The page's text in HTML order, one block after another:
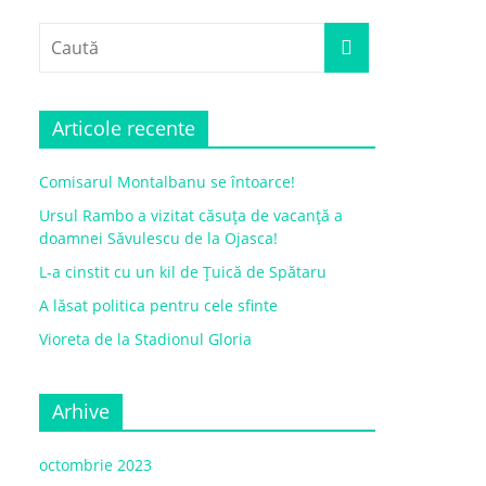
Articole recente
Comisarul Montalbanu se întoarce!
Ursul Rambo a vizitat căsuța de vacanță a
doamnei Săvulescu de la Ojasca!
L-a cinstit cu un kil de Țuică de Spătaru
A lăsat politica pentru cele sfinte
Vioreta de la Stadionul Gloria
Arhive
octombrie 2023